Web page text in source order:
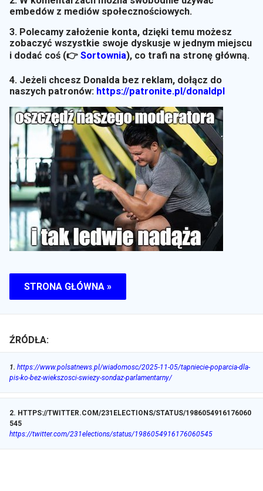
embedów z mediów społecznościowych.
3. Polecamy założenie konta, dzięki temu możesz
zobaczyć wszystkie swoje dyskusje w jednym miejscu
i dodać coś (👉 Sortownia), co trafi na stronę główną.
4. Jeżeli chcesz Donalda bez reklam, dołącz do
naszych patronów: https://patronite.pl/donaldpl
STRONA GŁÓWNA »
ŹRÓDŁA:
1. https://www.polsatnews.pl/wiadomosc/2025-11-05/tapniecie-poparcia-dla-
pis-ko-bez-wiekszosci-swiezy-sondaz-parlamentarny/
2. HTTPS://TWITTER.COM/231ELECTIONS/STATUS/1986054916176060
545
https://twitter.com/231elections/status/1986054916176060545